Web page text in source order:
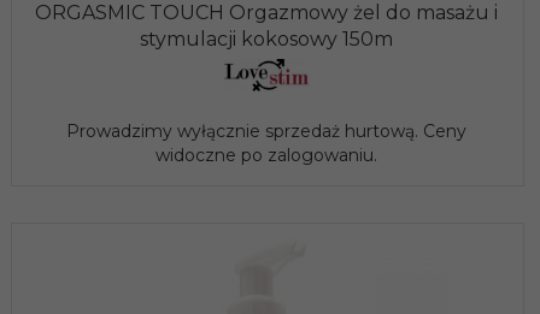
ORGASMIC TOUCH Orgazmowy żel do masażu i
stymulacji kokosowy 150m
Prowadzimy wyłącznie sprzedaż hurtową. Ceny
widoczne po zalogowaniu.